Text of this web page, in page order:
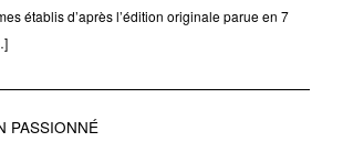
établis d’après l’édition originale parue en 7
PASSIONNÉ